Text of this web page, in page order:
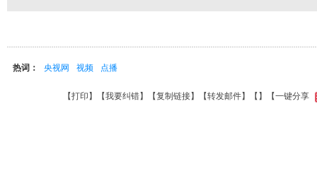
热词： 央视网 视频 点播
【打印 】【我要纠错】【复制链接】【转发邮件】【 】 【一键分享